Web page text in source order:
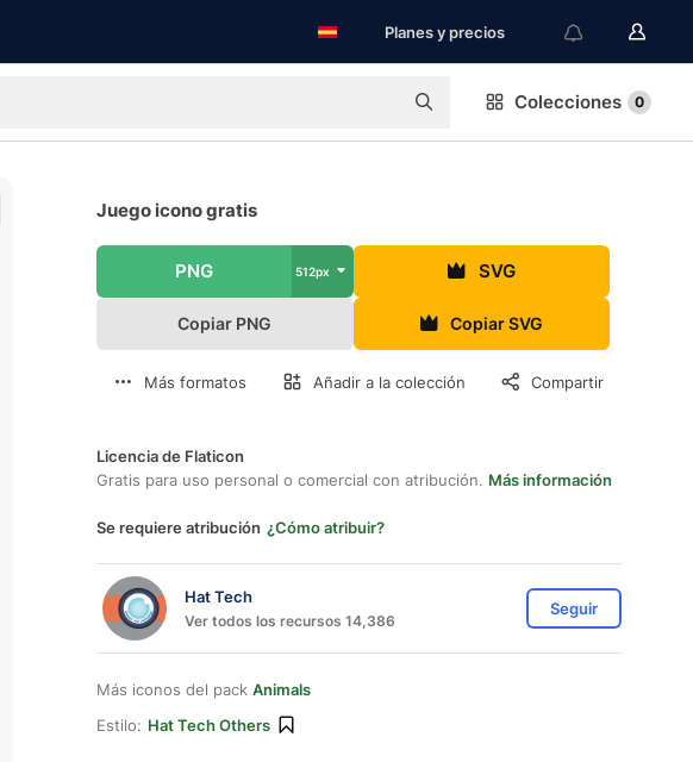
Planes y precios
Colecciones 0
Juego icono gratis
PNG 512px SVG
Copiar PNG Copiar SVG
Más formatos Añadir a la colección Compartir
Licencia de Flaticon
Gratis para uso personal o comercial con atribución. Más información
Se requiere atribución ¿Cómo atribuir?
Hat Tech
Ver todos los recursos 14,386
Seguir
Más iconos del pack Animals
Estilo: Hat Tech Others